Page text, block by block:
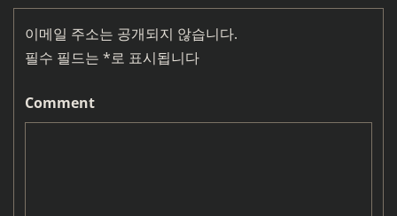
이메일 주소는 공개되지 않습니다.
필수 필드는 *로 표시됩니다
Comment